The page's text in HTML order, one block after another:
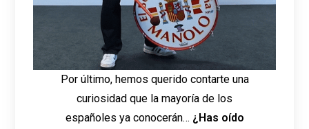
Por último, hemos querido contarte una
curiosidad que la mayoría de los
españoles ya conocerán… ¿Has oído